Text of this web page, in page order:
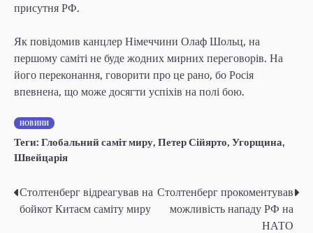
присутня РФ.
Як повідомив канцлер Німеччини Олаф Шольц, на
першому саміті не буде жодних мирних переговорів. На
його переконання, говорити про це рано, бо Росія
впевнена, що може досягти успіхів на полі бою.
НОВИНИ
Теги: Глобальний саміт миру, Петер Сійярто, Угорщина,
Швейцарія
Навігація
Столтенберг відреагував на
бойкот Китаєм саміту миру
Столтенберг прокоментував
можливість нападу РФ на
НАТО